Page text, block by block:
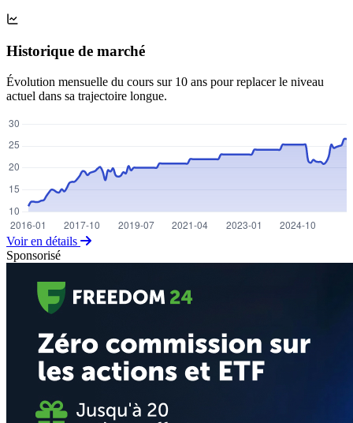
Historique de marché
Évolution mensuelle du cours sur 10 ans pour replacer le niveau
actuel dans sa trajectoire longue.
Voir en détails
Sponsorisé